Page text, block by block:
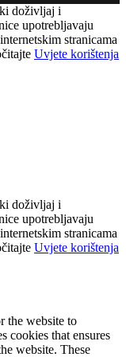
doživljaj i
upotrebljavaju
stranicama
Uvjete korištenja
doživljaj i
upotrebljavaju
stranicama
Uvjete korištenja
the website to
cookies that ensures
website. These